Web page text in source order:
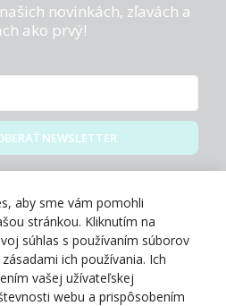
novinkách, zľavách a
ako prvý!
NEWSLETTER
aby sme vám pomohli
stránkou. Kliknutím na
súhlas s používaním súborov
ich používania. Ich
vašej užívateľskej
webu a prispôsobením